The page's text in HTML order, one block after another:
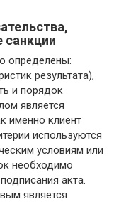
определены:
результата),
и порядок
является
именно клиент
используются
условиям или
необходимо
акта.
является